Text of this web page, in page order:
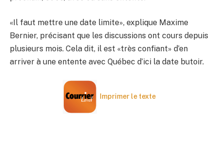
«Il faut mettre une date limite», explique Maxime
Bernier, précisant que les discussions ont cours depuis
plusieurs mois. Cela dit, il est «très confiant» d’en
arriver à une entente avec Québec d’ici la date butoir.
Imprimer le texte